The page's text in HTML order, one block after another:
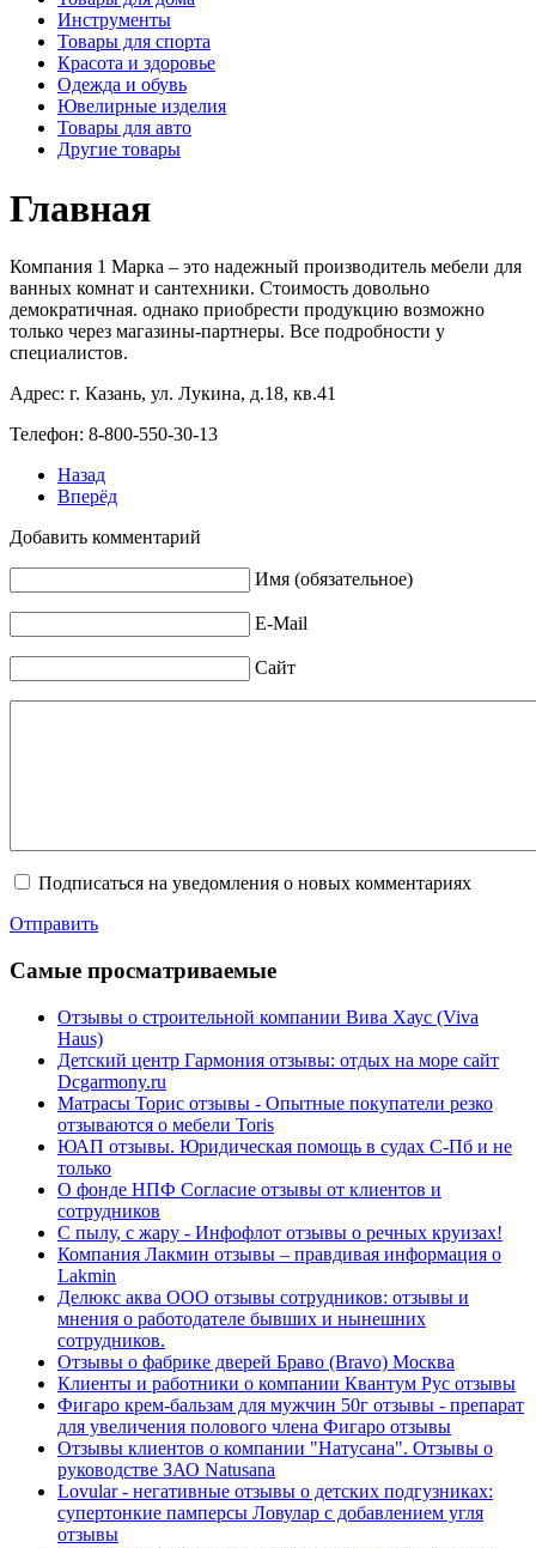
Инструменты
Товары для спорта
Красота и здоровье
Одежда и обувь
Ювелирные изделия
Товары для авто
Другие товары
Главная
Компания 1 Марка – это надежный производитель мебели для
ванных комнат и сантехники. Стоимость довольно
демократичная. однако приобрести продукцию возможно
только через магазины-партнеры. Все подробности у
специалистов.
Адрес: г. Казань, ул. Лукина, д.18, кв.41
Телефон: 8-800-550-30-13
Назад
Вперёд
Добавить комментарий
Имя (обязательное)
E-Mail
Сайт
Подписаться на уведомления о новых комментариях
Отправить
Cамые просматриваемые
Отзывы о строительной компании Вива Хаус (Viva
Haus)
Детский центр Гармония отзывы: отдых на море сайт
Dcgarmony.ru
Матрасы Торис отзывы - Опытные покупатели резко
отзываются о мебели Toris
ЮАП отзывы. Юридическая помощь в судах С-Пб и не
только
О фонде НПФ Согласие отзывы от клиентов и
сотрудников
С пылу, с жару - Инфофлот отзывы о речных круизах!
Компания Лакмин отзывы – правдивая информация о
Lakmin
Делюкс аква ООО отзывы сотрудников: отзывы и
мнения о работодателе бывших и нынешних
сотрудников.
Отзывы о фабрике дверей Браво (Bravo) Москва
Клиенты и работники о компании Квантум Рус отзывы
Фигаро крем-бальзам для мужчин 50г отзывы - препарат
для увеличения полового члена Фигаро отзывы
Отзывы клиентов о компании "Натусана". Отзывы о
руководстве ЗАО Natusana
Lovular - негативные отзывы о детских подгузниках:
супертонкие памперсы Ловулар с добавлением угля
отзывы